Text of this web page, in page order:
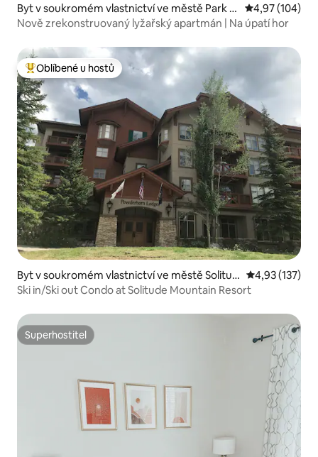
Byt v soukromém vlastnictví ve městě Park Ci
ty
Průměrné
4,97 (104)
Nově zrekonstruovaný lyžařský apartmán | Na úpatí hor
Nejlepší v kategorii Oblíbené u hostů
Oblíbené u hostů
Byt v soukromém vlastnictví ve městě Solitud
e
Průměrné
4,93 (137)
Ski in/Ski out Condo at Solitude Mountain Resort
Superhostitel
Superhostitel